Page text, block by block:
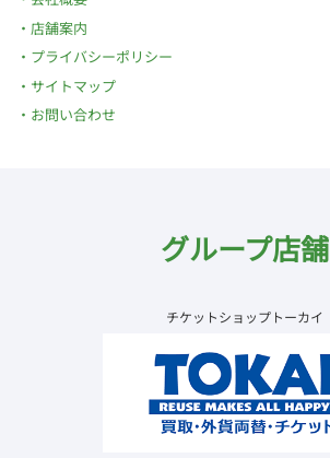
店舗案内
プライバシーポリシー
サイトマップ
お問い合わせ
グループ店舗
チケットショップトーカイ